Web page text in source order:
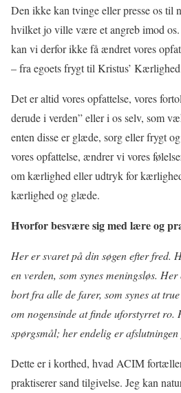
Den ikke kan tvinge eller presse os til
hvilket jo ville være et angreb imod
kan vi derfor ikke få ændret vores
– fra egoets frygt til Kristus’
Det er altid vores opfattelse, vores
derude i verden” eller i os selv, som
enten disse er glæde, sorg eller frygt
vores opfattelse, ændrer vi vores
om kærlighed eller udtryk for
kærlighed og glæde.
Hvorfor besvære sig med lære og
Her er svaret på din søgen efter fred.
en verden, som synes meningsløs.
bort fra alle de farer, som synes at
om nogensinde at finde uforstyrret ro.
spørgsmål; her endelig er
Dette er i korthed, hvad ACIM
praktiserer sand tilgivelse. Jeg kan